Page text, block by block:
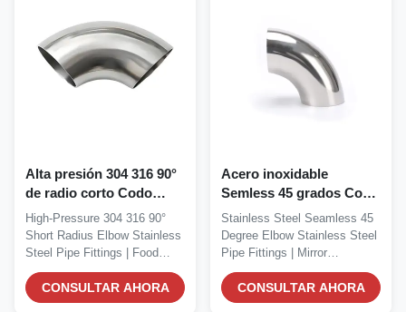
Alta presión 304 316 90°
de radio corto Codo
Acero inoxidable
Accesorios de tubería de
calidad alimentaria
Soldadura sin costuras
para uso comercial
High-Pressure 304 316 90°
Short Radius Elbow Stainless
Steel Pipe Fittings | Food
Grade | Welding...
CONSULTAR AHORA
Acero inoxidable
Semless 45 grados Codo
Acero inoxidable Acero
inoxidable Accesorios de
tubería Polido de espejo
Stainless Steel Seamless 45
Degree Elbow Stainless Steel
Pipe Fittings | Mirror
Polishing...
CONSULTAR AHORA